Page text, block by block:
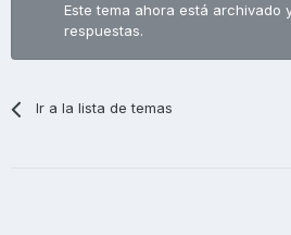
Este tema ahora está archivado
respuestas.
Ir a la lista de temas